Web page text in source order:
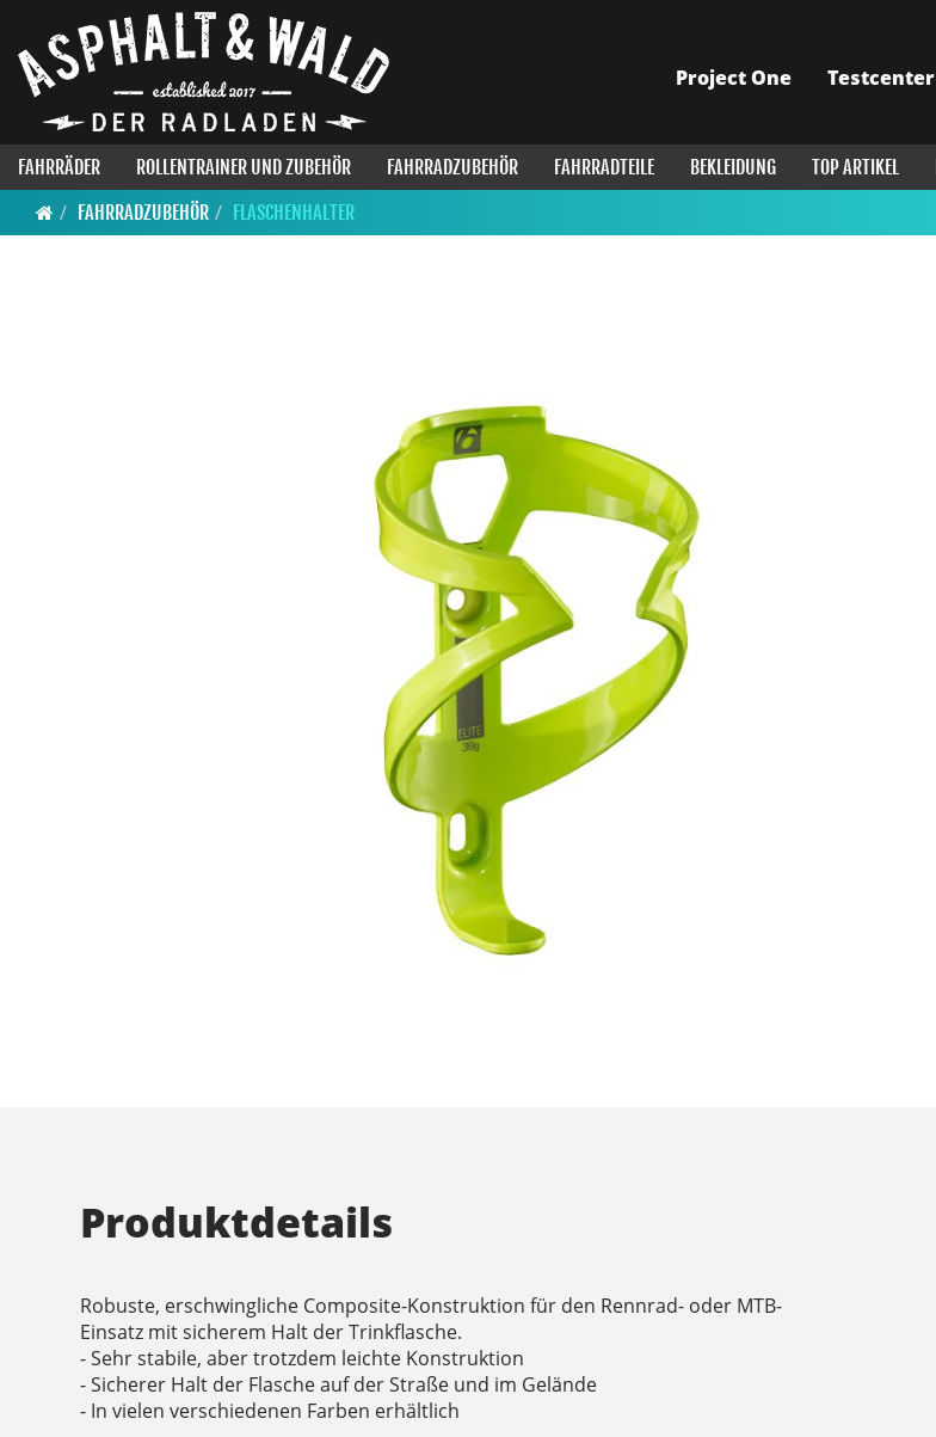
Project One Testcenter
FAHRRÄDER ROLLENTRAINER UND ZUBEHÖR FAHRRADZUBEHÖR FAHRRADTEILE BEKLEIDUNG TOP ARTIKEL
FAHRRADZUBEHÖR
FLASCHENHALTER
Produktdetails
Robuste, erschwingliche Composite-Konstruktion für den Rennrad- oder MTB-
Einsatz mit sicherem Halt der Trinkflasche.
- Sehr stabile, aber trotzdem leichte Konstruktion
- Sicherer Halt der Flasche auf der Straße und im Gelände
- In vielen verschiedenen Farben erhältlich